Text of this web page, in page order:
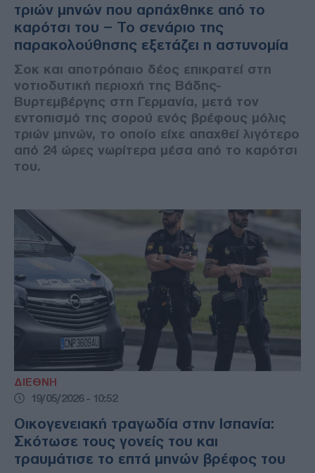
τριών μηνών που αρπάχθηκε από το
καρότσι του – Το σενάριο της
παρακολούθησης εξετάζει η αστυνομία
Σοκ και αποτρόπαιο δέος επικρατεί στη
νοτιοδυτική περιοχή της Βάδης-
Βυρτεμβέργης στη Γερμανία, μετά τον
εντοπισμό της σορού ενός βρέφους μόλις
τριών μηνών, το οποίο είχε απαχθεί λιγότερο
από 24 ώρες νωρίτερα μέσα από το καρότσι
του.
ΔΙΕΘΝΗ
19/05/2026 - 10:52
Οικογενειακή τραγωδία στην Ισπανία:
Σκότωσε τους γονείς του και
τραυμάτισε το επτά μηνών βρέφος του